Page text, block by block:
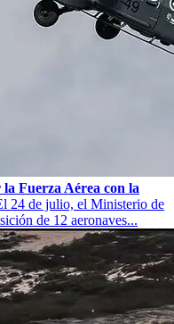
Fuerza Aérea con la
24 de julio, el Ministerio de
de 12 aeronaves...